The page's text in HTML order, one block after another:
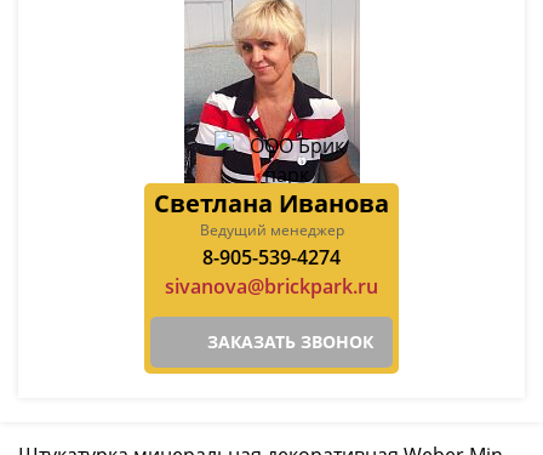
Светлана Иванова
Ведущий менеджер
8-905-539-4274
sivanova@brickpark.ru
ЗАКАЗАТЬ ЗВОНОК